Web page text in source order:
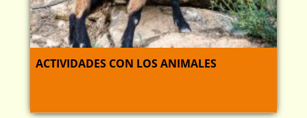
ACTIVIDADES CON LOS ANIMALES